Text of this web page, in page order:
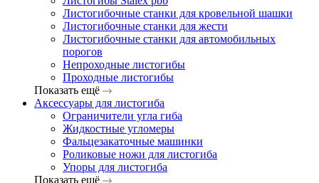
Листогибочные станки для кровельной шашки
Листогибочные станки для жести
Листогибочные станки для автомобильных
порогов
Непроходные листогибы
Проходные листогибы
Показать ещё
Аксессуары для листогиба
Ограничители угла гиба
Жидкостные угломеры
Фальцезакаточные машинки
Роликовые ножи для листогиба
Упоры для листогиба
Показать ещё